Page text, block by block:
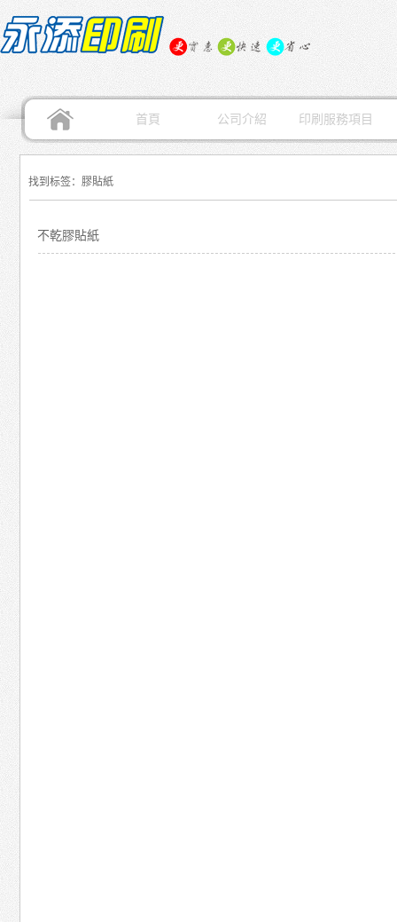
首頁 公司介紹 印刷服務項目
找到标签：膠貼紙
不乾膠貼紙